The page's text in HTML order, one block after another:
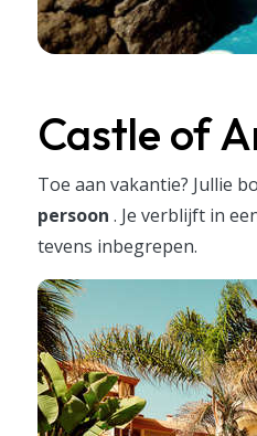
Castle of
Toe aan vakantie? Jullie
persoon . Je verblijft in
tevens inbegrepen.